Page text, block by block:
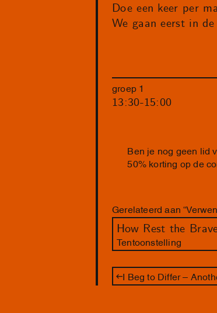
Doe een keer per
We gaan eerst in
groep 1
13:30-15:00
Ben je nog geen lid
50% korting op de
Gerelateerd aan
How Rest the
Tentoonstelling
I Beg to Differ –